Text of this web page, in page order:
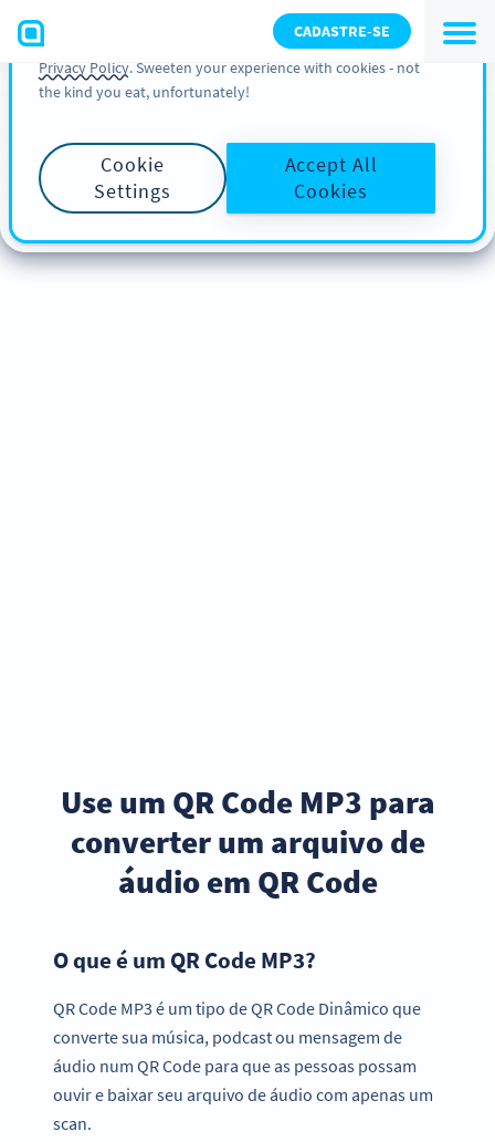
CADASTRE-SE
Use um QR Code MP3 para
converter um arquivo de
áudio em QR Code
O que é um QR Code MP3?
QR Code MP3 é um tipo de QR Code Dinâmico que
converte sua música, podcast ou mensagem de
áudio num QR Code para que as pessoas possam
ouvir e baixar seu arquivo de áudio com apenas um
scan.
You can also find more information about cookies, our
analytic activities and your rights in ourCookie Policy and
Privacy Policy. Sweeten your experience with cookies - not
the kind you eat, unfortunately!
Cookie
Settings
Accept All
Cookies